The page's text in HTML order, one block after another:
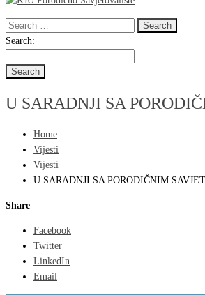
Search
for:
Search
Search:
U SARADNJI SA
Home
Vijesti
Vijesti
U SARADNJI SA PORODIČNIM
Share
Facebook
Twitter
LinkedIn
Email